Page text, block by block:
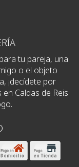
tu pareja, una
o el objeto
¡decídete por
Caldas de Reis